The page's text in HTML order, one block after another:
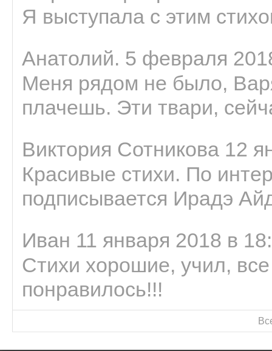
Я выступала с этим
Анатолий. 5 февраля
Меня рядом не было,
плачешь. Эти твари,
Виктория Сотникова 12
Красивые стихи. По
подписывается Ирадэ
Иван 11 января 2018 в
Стихи хорошие, учил,
понравилось!!!